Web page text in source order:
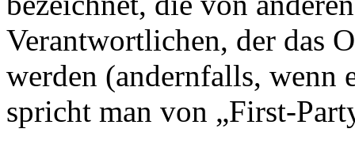
Verantwortlichen, der das
werden (andernfalls, wenn
spricht man von „First-